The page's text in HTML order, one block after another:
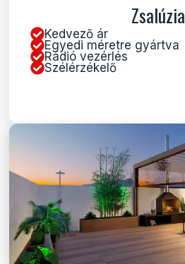
Zsalúzia
Kedvező ár
Egyedi méretre gyártva
Rádió vezérlés
Szélérzékelő